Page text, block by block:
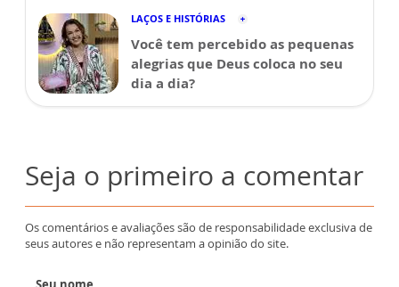
LAÇOS E HISTÓRIAS
Você tem percebido as pequenas
alegrias que Deus coloca no seu
dia a dia?
Seja o primeiro a comentar
Os comentários e avaliações são de responsabilidade exclusiva de
seus autores e não representam a opinião do site.